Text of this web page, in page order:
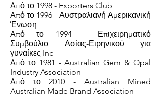
Από το 1998 - Exporters Club
Από το 1996 - Αυστραλιανή Αμερικανική
Ένωση
Από το 1994 - Επιχειρηματικό
Συμβούλιο Ασίας-Ειρηνικού για
γυναίκες Inc
Από το 1981 - Australian Gem & Opal
Industry Association
Από το 2010 - Australian Mined
Australian Made Brand Association